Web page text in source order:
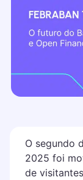
O segundo
2025 foi
de